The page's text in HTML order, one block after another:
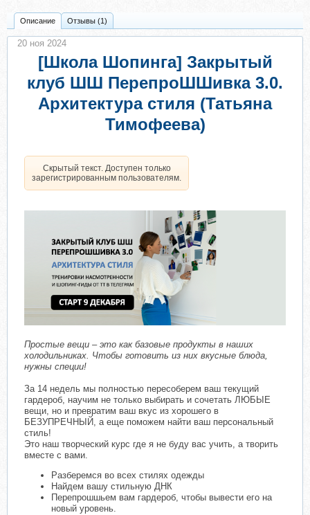
42.alisa_84 43.
Emilyy 47.Limallina 48.Squeamish49 49.Brethil555
50.Diana_di_8
53.Kisa_Murashvili 54.Ramaria 55. Turbina
56.Renatakarpova 57.Кида 58. 59.Jane2410
60.seagull09 61.Frustikk 62. Sweater 63.Druzhinina_A
Volt88
Описание Отзывы (1)
[Школа Шопинга] Закрытый
клуб ШШ ПерепроШШивка 3.0.
Архитектура стиля (Татьяна
Тимофеева)
Скрытый текст. Доступен только
зарегистрированным пользователям.
Простые вещи – это как базовые продукты в наших
холодильниках. Чтобы готовить из них вкусные блюда,
нужны специи!
За 14 недель мы полностью пересоберем ваш текущий
гардероб, научим не только выбирать и сочетать ЛЮБЫЕ
вещи, но и превратим ваш вкус из хорошего в
БЕЗУПРЕЧНЫЙ, а еще поможем найти ваш персональный
стиль!
Это наш творческий курс где я не буду вас учить, а творить
вместе с вами.
Разберемся во всех стилях одежды
Найдем вашу стильную ДНК
Перепрошшьем вам гардероб, чтобы вывести его на
новый уровень.
20 ноя 2024